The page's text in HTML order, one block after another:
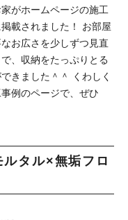
家がホームページの施工
載されました！ お部屋
お広さを少しずつ見直
、収納をたっぷりとる
きました＾＾ くわしく
例のページで、ぜひ
ルタル×無垢フロ